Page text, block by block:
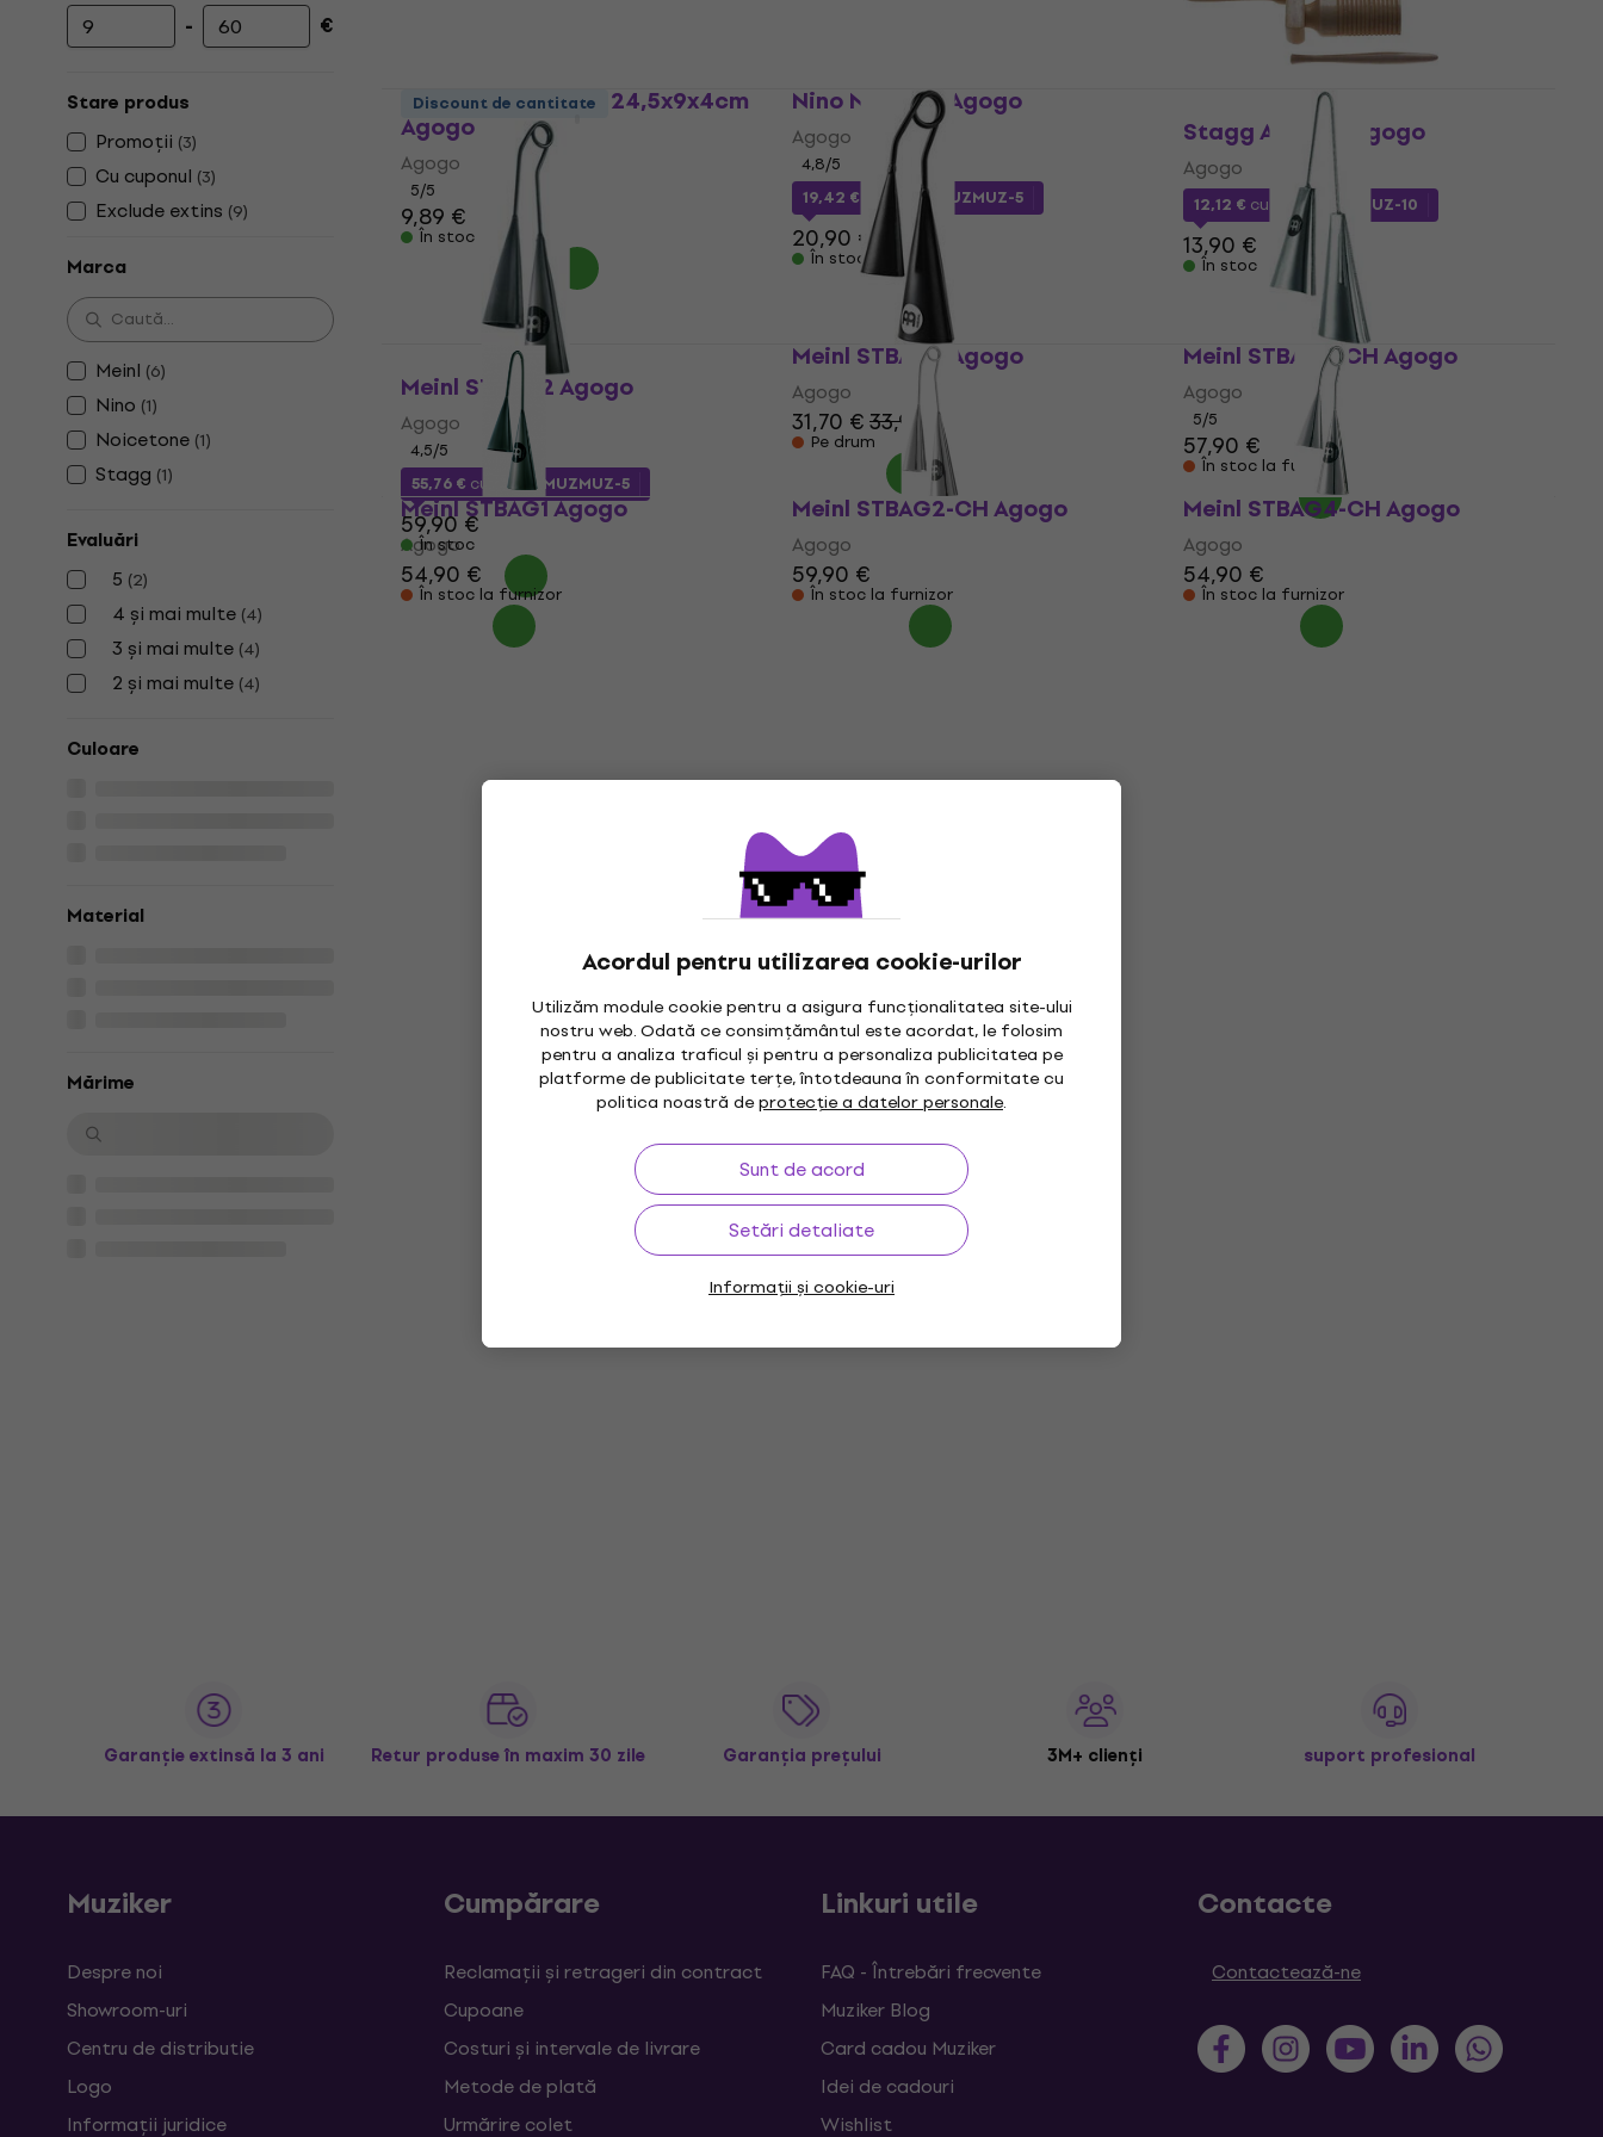
Acordul pentru utilizarea cookie-urilor
Utilizăm module cookie pentru a asigura funcționalitatea site-ului
nostru web. Odată ce consimțământul este acordat, le folosim
pentru a analiza traficul și pentru a personaliza publicitatea pe
platforme de publicitate terțe, întotdeauna în conformitate cu
politica noastră deprotecție a datelor personale.
Sunt de acord
Setări detaliate
Informații și cookie-uri
instrumente muzicale pentru a-ți completa echipamentul și a-ți dezvolta stilul personal.
Prețul minim
- Prețul maxim€
Stare produs
Promoții (3)
Cu cuponul (3)
Exclude extins (9)
Marca
Meinl (6)
Nino (1)
Noicetone (1)
Stagg (1)
Evaluări
5 (2)
4 și mai multe (4)
3 și mai multe (4)
2 și mai multe (4)
Culoare
Material
Mărime
Noicetone S005-2 24,5x9x4cm
Agogo
Agogo
5/5
9,89 €
În stoc
Nino NINO561 Agogo
Agogo
4,8/5
19,42 €
cu codul MUZMUZ-5
20,90 €
În stoc
Stagg AGG-55 Agogo
Agogo
12,12 € cu codul MUZMUZ-10
13,90 €
În stoc
Discount de cantitate
Meinl STBAG2 Agogo
Agogo
4,5/5
55,76 € cu codul MUZMUZ-5
59,90 €
În stoc
Meinl STBAG5 Agogo
Agogo
31,70 €33,90 €
Pe drum
Meinl STBAG3-CH Agogo
Agogo
5/5
57,90 €
În stoc la furnizor
Meinl STBAG1 Agogo
Agogo
54,90 €
În stoc la furnizor
Meinl STBAG2-CH Agogo
Agogo
59,90 €
În stoc la furnizor
Meinl STBAG4-CH Agogo
Agogo
54,90 €
În stoc la furnizor
Garanție extinsă la 3 ani Retur produse în maxim 30 zile Garanția prețului 3M+ clienți suport profesional
Muziker
Despre noi
Showroom-uri
Centru de distributie
Logo
Informații juridice
Cumpărare
Reclamații și retrageri din contract
Cupoane
Costuri și intervale de livrare
Metode de plată
Urmărire colet
Linkuri utile
FAQ - Întrebări frecvente
Muziker Blog
Card cadou Muziker
Idei de cadouri
Wishlist
Contacte
Contactează-ne